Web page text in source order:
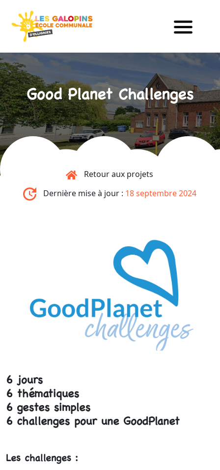
Good Planet Challenges
Retour aux projets
Dernière mise à jour : 18 septembre 2024
6 jours
6 thématiques
6 gestes simples
6 challenges pour une GoodPlanet
Les challenges :